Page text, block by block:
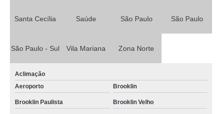
Santa Cecília Saúde São Paulo São Paulo
São Paulo - Sul Vila Mariana Zona Norte
Aclimação
Aeroporto
Brooklin
Brooklin Paulista Brooklin Velho